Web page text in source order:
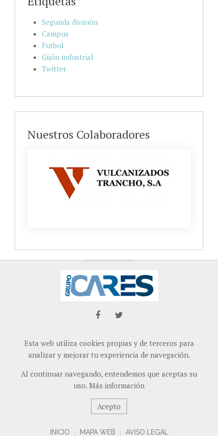
Segunda división
Campus
Futbol
Gijón industrial
Twitter
Nuestros Colaboradores
Esta web utiliza cookies propias y de terceros para
analizar y mejorar tu experiencia de navegación.
Al continuar navegando, entendemos que aceptas su
uso. Más información
Acepto
INICIO MAPA WEB AVISO LEGAL